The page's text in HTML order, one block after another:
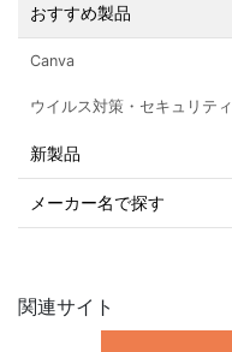
おすすめ製品
Canva
ウイルス対策・セキュリティ
新製品
メーカー名で探す
関連サイト